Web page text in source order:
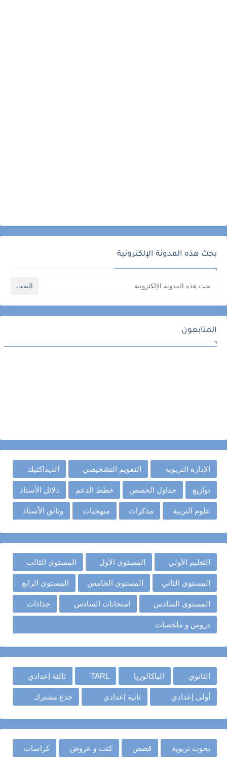
بحث هذه المدونة الإلكترونية
المتابعون
الإدارة التربوية التقويم التشخيصي الديداكتيك
توازيع جداول الحصص خطط الدعم دلائل الأستاذ
علوم التربية مذكرات منهجيات وثائق الأستاذ
التعليم الأولي المستوى الأول المستوى الثالث
المستوى الثاني المستوى الخامس المستوى الرابع
المستوى السادس امتحانات السادس جذاذات
دروس و ملخصات
الثانوي الباكالوريا TARL ثالثة إعدادي
أولى إعدادي ثانية إعدادي جذع مشترك
بحوث تربوية قصص كتب و عروض كراسات